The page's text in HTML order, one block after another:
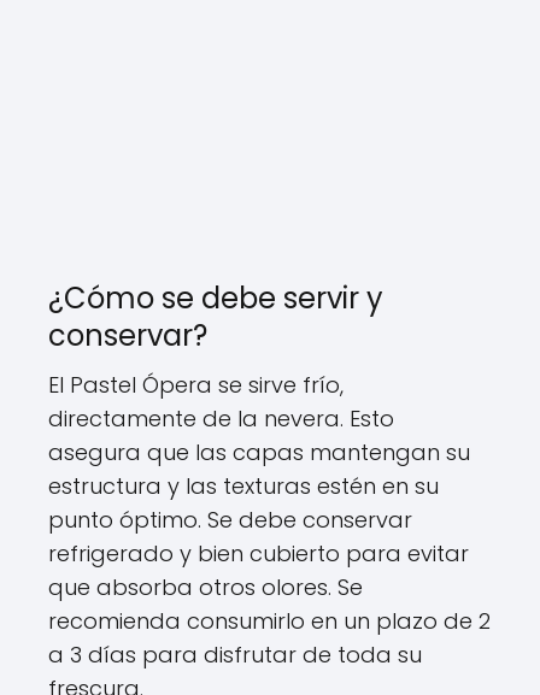
¿Cómo se debe servir y
conservar?
El Pastel Ópera se sirve frío,
directamente de la nevera. Esto
asegura que las capas mantengan su
estructura y las texturas estén en su
punto óptimo. Se debe conservar
refrigerado y bien cubierto para evitar
que absorba otros olores. Se
recomienda consumirlo en un plazo de 2
a 3 días para disfrutar de toda su
frescura.